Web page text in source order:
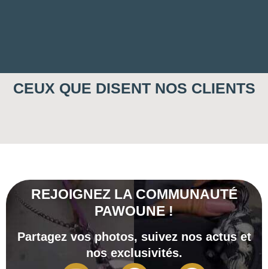
CEUX QUE DISENT NOS CLIENTS
REJOIGNEZ LA COMMUNAUTÉ
PAWOUNE !
Partagez vos photos, suivez nos actus et
nos exclusivités.